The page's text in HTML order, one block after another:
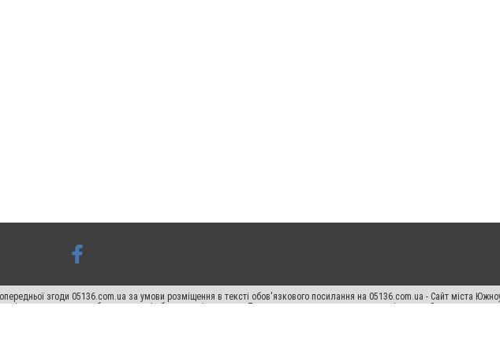
згоди 05136.com.ua за умови розміщення в тексті обов'язкового посилання на 05136.com.ua - Сайт міста
не нижче другого абзацу в тексті або в якості джерела. Порушення виняткових прав переслідується Законом.